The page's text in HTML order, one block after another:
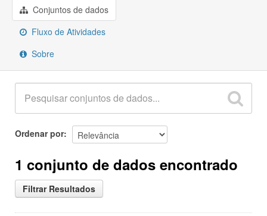
Grupos
Sobre
Conjuntos de dados
Fluxo de Atividades
Sobre
Ordenar por
1 conjunto de dados encontrado
Filtrar Resultados